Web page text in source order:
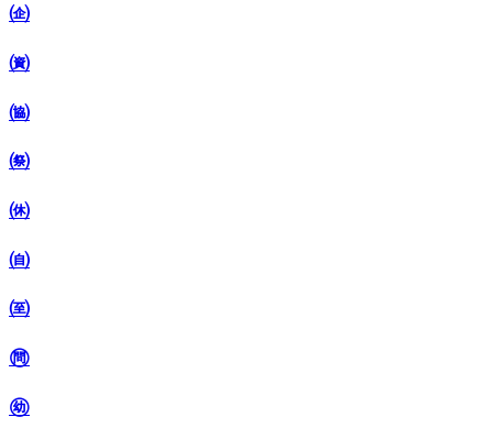
㈽
㈾
㈿
㉀
㉁
㉂
㉃
㉄
㉅